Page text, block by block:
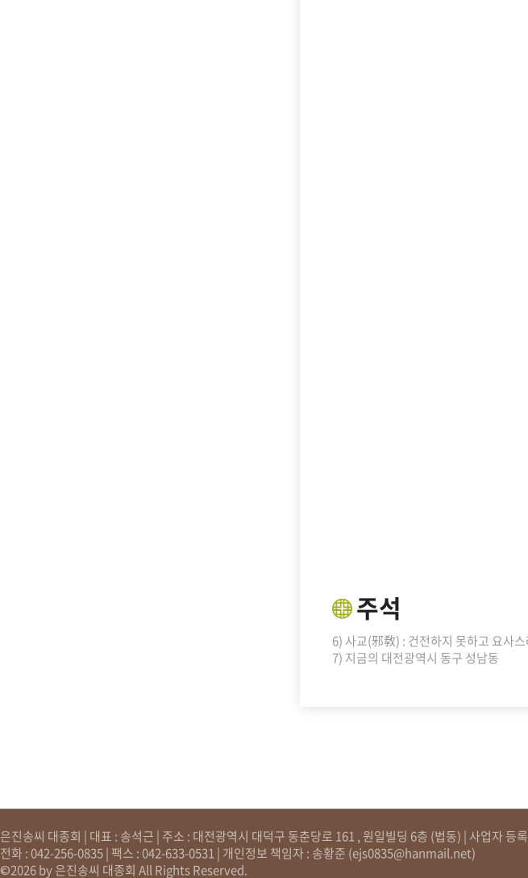
주석
6) 사교(邪敎) : 건전하지 못하고 요사
7) 지금의 대전광역시 동구 성남동
은진송씨 대종회 | 대표 : 송석근 | 주소 : 대전광역시 대덕구 동춘당로 161 , 원일빌딩 6층 (법동) | 사업자 등
전화 : 042-256-0835 | 팩스 : 042-633-0531 | 개인정보 책임자 : 송황준 (ejs0835@hanmail.net)
©2026 by 은진송씨 대종회 All Rights Reserved.